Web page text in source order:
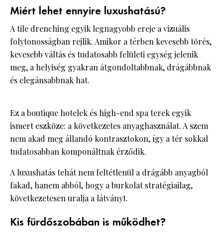
Miért lehet ennyire luxushatású?
A tile drenching egyik legnagyobb ereje a vizuális
folytonosságban rejlik. Amikor a térben kevesebb törés,
kevesebb váltás és tudatosabb felületi egység jelenik
meg, a helyiség gyakran átgondoltabbnak, drágábbnak
és elegánsabbnak hat.
Ez a boutique hotelek és high-end spa terek egyik
ismert eszköze: a következetes anyaghasználat. A szem
nem akad meg állandó kontrasztokon, így a tér sokkal
tudatosabban komponáltnak érződik.
A luxushatás tehát nem feltétlenül a drágább anyagból
fakad, hanem abból, hogy a burkolat stratégiailag,
következetesen uralja a látványt.
Kis fürdőszobában is működhet?